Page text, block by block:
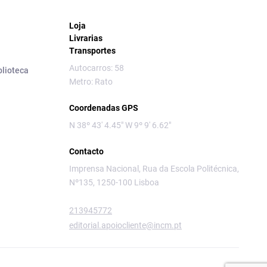
Loja
Livrarias
Transportes
Autocarros: 58
Metro: Rato
Coordenadas GPS
N 38º 43' 4.45" W 9º 9' 6.62"
Contacto
Imprensa Nacional, Rua da Escola Politécnica,
Nº135, 1250-100 Lisboa
213945772
editorial.apoiocliente@incm.pt